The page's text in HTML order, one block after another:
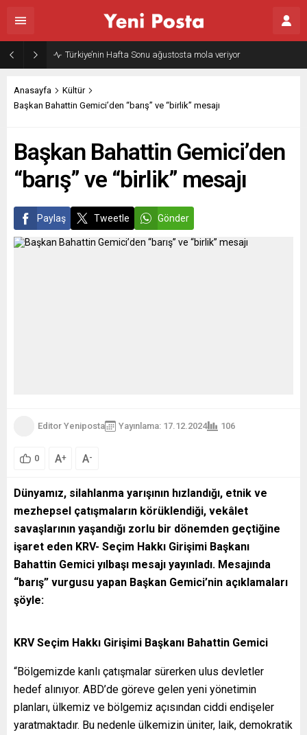
Gazze’nin geleceği: Teknokratik kontrol mü, kolonializm mi?
Anasayfa
Kültür
Başkan Bahattin Gemici’den “barış” ve “birlik” mesajı
Başkan Bahattin Gemici’den
“barış” ve “birlik” mesajı
Paylaş Tweetle Gönder
Editor Yeniposta Yayınlama: 17.12.2024 106
0 A+ A-
Dünyamız, silahlanma yarışının hızlandığı, etnik ve
mezhepsel çatışmaların körüklendiği, vekâlet
savaşlarının yaşandığı zorlu bir dönemden geçtiğine
işaret eden KRV- Seçim Hakkı Girişimi Başkanı
Bahattin Gemici yılbaşı mesajı yayınladı. Mesajında
“barış” vurgusu yapan Başkan Gemici’nin açıklamaları
şöyle:
KRV Seçim Hakkı Girişimi Başkanı Bahattin Gemici
“Bölgemizde kanlı çatışmalar sürerken ulus devletler
hedef alınıyor. ABD’de göreve gelen yeni yönetimin
planları, ülkemiz ve bölgemiz açısından ciddi endişeler
yaratmaktadır. Bu nedenle ülkemizin üniter, laik, demokratik